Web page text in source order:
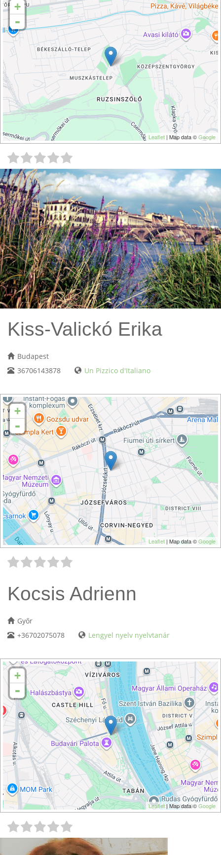
+
-
Leaflet | Map data ©Google
Kiss-Valickó Erika
Budapest
36706143878
Un Pizzico d'Italiano
+
-
Leaflet | Map data ©Google
Kocsis Adrienn
Győr
+36702075078
Lengyel nyelv nyelvtanár
+
-
Leaflet| Map data ©Google